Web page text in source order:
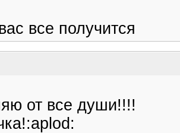
все получится
от все души!!!!